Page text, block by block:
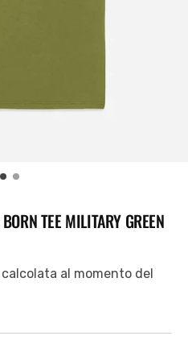
TEE MILITARY GREEN
calcolata al momento del